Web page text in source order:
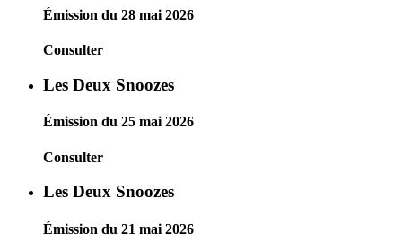
Émission du 28 mai 2026
Consulter
Les Deux Snoozes
Émission du 25 mai 2026
Consulter
Les Deux Snoozes
Émission du 21 mai 2026